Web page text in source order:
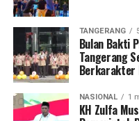
TANGERANG
Bulan Bakti
Tangerang
Berkarakter
NASIONAL 1
KH Zulfa